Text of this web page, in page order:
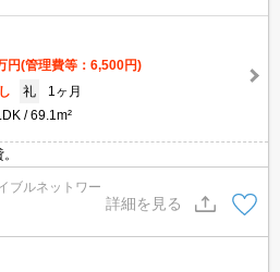
円(管理費等：6,500円)
礼
1ヶ月
69.1m²
ブルネットワー
詳細を見る